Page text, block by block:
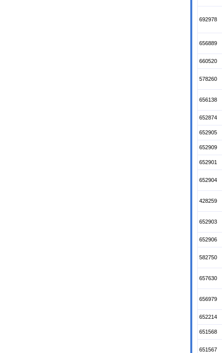
692978
656889
660520
578260
656138
652874
652905
652909
652901
652904
428259
652903
652906
582750
657630
656979
652214
651568
651567